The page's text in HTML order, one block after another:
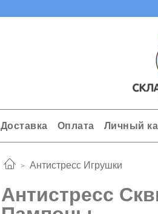
Доставка Оплата Личный
Антистресс Игрушки
Антистресс